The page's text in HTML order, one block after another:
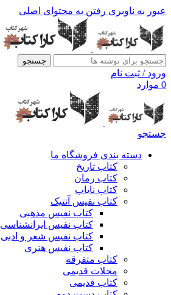
عبور به ناوبری رفتن به محتوای اصلی
جستجو
ورود / ثبت نام
0 موارد
جستجو
دسته بندی فروشگاه ما
کتاب تاریخ
کتاب رمان
کتاب نایاب
کتاب نفیس آنتیک
کتاب نفیس مذهبی
کتاب نفیس ایرانشناسی
کتاب نفیس شعر و ادبی
کتاب نفیس هنری
کتاب متفرقه
مجلات قدیمی
کتاب قدیمی